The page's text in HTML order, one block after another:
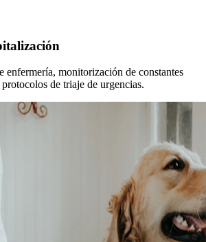
enfermería, monitorización de constantes
de triaje de urgencias.